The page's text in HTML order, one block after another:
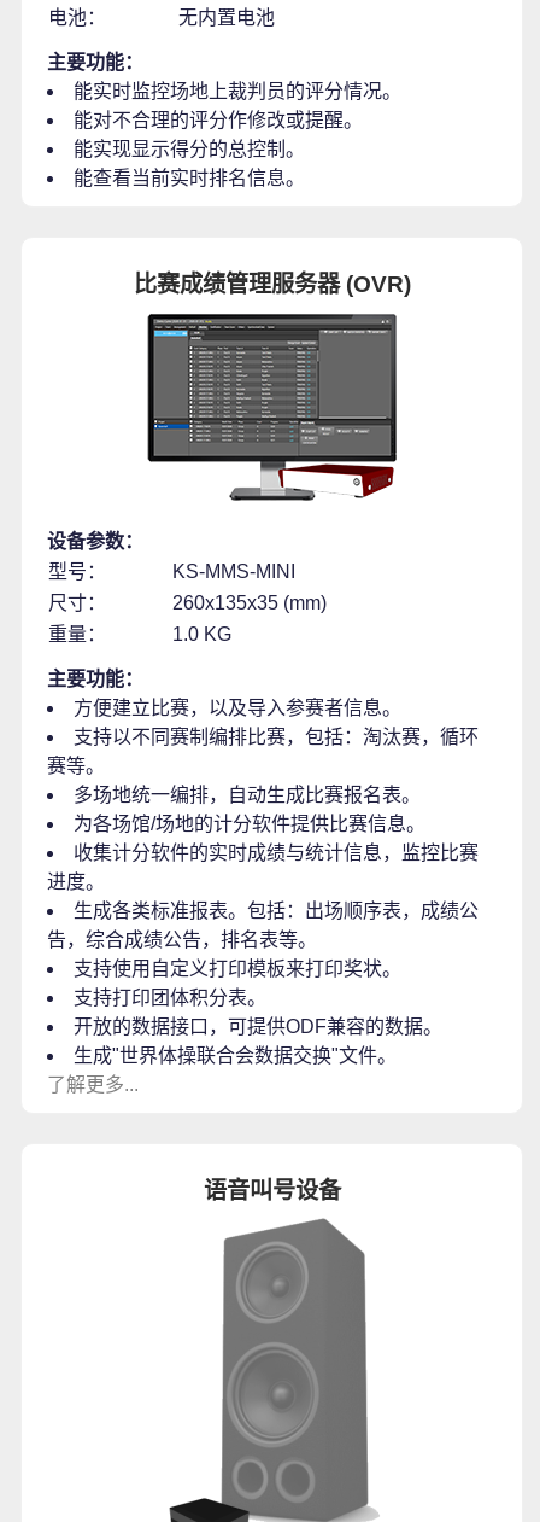
电池： 无内置电池
主要功能：
能实时监控场地上裁判员的评分情况。
能对不合理的评分作修改或提醒。
能实现显示得分的总控制。
能查看当前实时排名信息。
比赛成绩管理服务器 (OVR)
设备参数：
型号：
KS-MMS-MINI
尺寸：
260x135x35 (mm)
重量：
1.0 KG
主要功能：
方便建立比赛，以及导入参赛者信息。
支持以不同赛制编排比赛，包括：淘汰赛，循环
赛等。
多场地统一编排，自动生成比赛报名表。
为各场馆/场地的计分软件提供比赛信息。
收集计分软件的实时成绩与统计信息，监控比赛
进度。
生成各类标准报表。包括：出场顺序表，成绩公
告，综合成绩公告，排名表等。
支持使用自定义打印模板来打印奖状。
支持打印团体积分表。
开放的数据接口，可提供ODF兼容的数据。
生成"世界体操联合会数据交换"文件。
了解更多...
语音叫号设备